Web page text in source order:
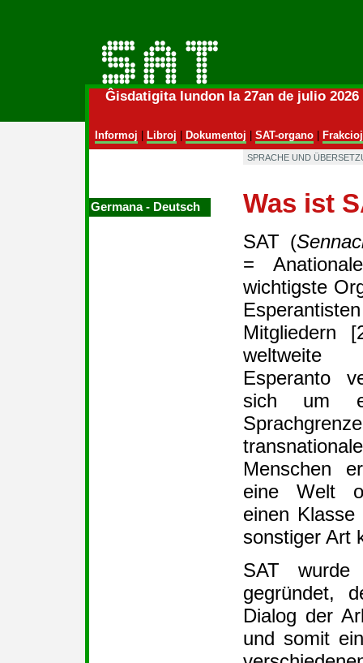
Ĝisdatigita lundon la 27an de julio
Informoj Libroj Dokumentoj SAT-organo| Frakcioj
Germana ‑ Deutsch
SPRACHE UND
Was ist
SAT (
=
wichtigste
Mitgliedern
weltweite
Esperanto
sich um
Menschen
eine Welt
einen
sonstiger Art
SAT
gegründet,
Dialog der
und somit